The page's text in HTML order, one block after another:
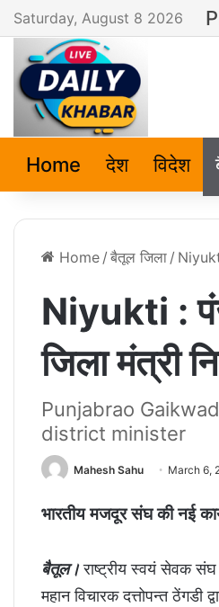
Saturday, August 8 2026
Home देश विदेश
Home / बैतूल जिला /
Niyukti :
जिला मंत्री
Punjabrao
district minister
Mahesh Sahu March 6,
भारतीय मजदूर संघ की नई
बैतूल।राष्ट्रीय स्वयं सेवक
महान विचारक दत्तोपन्त